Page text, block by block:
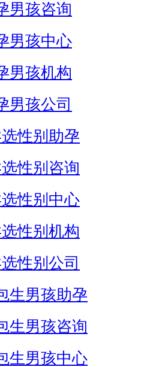
男孩咨询
男孩中心
男孩机构
男孩公司
性别助孕
性别咨询
性别中心
性别机构
性别公司
生男孩助孕
生男孩咨询
生男孩中心